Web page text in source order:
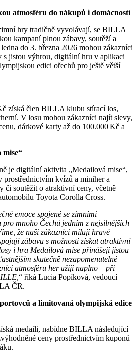
atmosféru do nákupů i domácností
hry tradičně vyvolávají, se BILLA
kampaní plnou zábavy, soutěží a
do 3. března 2026 mohou zákazníci
s jistou výhrou, digitální hru v aplikaci
edici ořechů pro ještě větší
získá člen BILLA klubu stírací los,
V losu mohou zákazníci najít slevy,
dárkové karty až do 100.000 Kč a
mise“
je digitální aktivita „Medailová mise“,
prostřednictvím kvízů a miniher a
či soutěžit o atraktivní ceny, včetně
Toyota Corolla Cross.
emoce spojené se zimními
mnoho Čechů jedním z nejsilnějších
že naši zákazníci milují hravé
zábavu s možností získat atraktivní
i hra Medailová mise přinášejí jistou
skutečně nezapomenutelné
atmosféru her užijí naplno – při
,“ říká Lucia Popíková, vedoucí
ČR.
a limitovaná olympijská edice
medaili, nabídne BILLA následující
ceny prostřednictvím kuponů